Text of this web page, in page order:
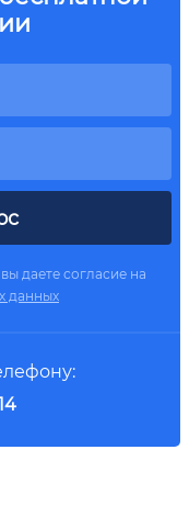
даете согласие на
данных